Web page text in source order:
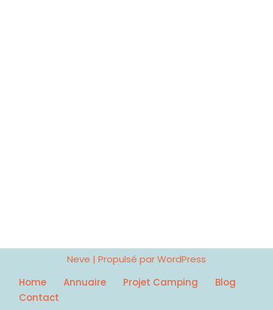
Neve | Propulsé parWordPress
Home
Annuaire Projet Camping
Blog
Contact